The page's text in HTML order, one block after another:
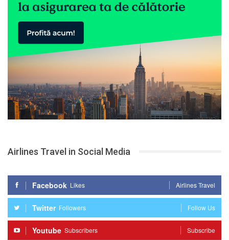
Airlines Travel in Social Media
Facebook Likes Airlines Travel
Twitter Followers Follow Us
Youtube Subscribers Subscribe